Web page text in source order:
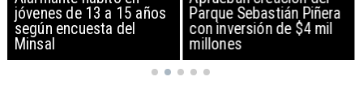
jóvenes de 13 a 15 años
según encuesta del
Minsal
Parque Sebastián Piñera
con inversión de $4 mil
millones